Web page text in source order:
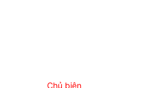
Chủ biên